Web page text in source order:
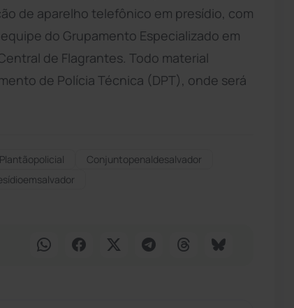
de aparelho telefônico em presídio, com
do Grupamento Especializado em
de Flagrantes. Todo material
de Polícia Técnica (DPT), onde será
Plantãopolicial
Conjuntopenaldesalvador